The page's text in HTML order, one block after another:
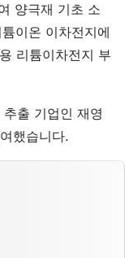
양극재 기초 소
이온 이차전지에
리튬이차전지 부
출 기업인 재영
했습니다.